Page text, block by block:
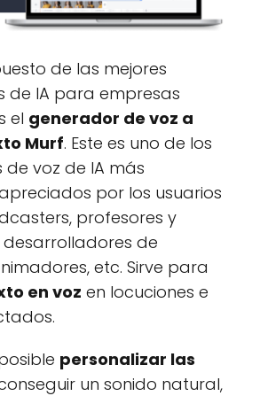
de las mejores
de IA para empresas
el generador de voz a
Murf. Este es uno de los
voz de IA más
por los usuarios
profesores y
de
etc. Sirve para
en voz en locuciones e
personalizar las
un sonido natural,